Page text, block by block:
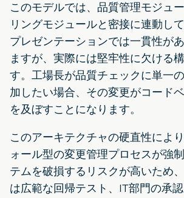
このモデルでは、品質管理モジュ
リングモジュールと密接に連動し
プレゼンテーションでは一貫性が
ますが、実際には堅牢性に欠ける
す。工場長が品質チェックに単一
加したい場合、その変更がコード
を及ぼすことになります。
このアーキテクチャの硬直性によ
ォール型の変更管理プロセスが強
テムを破損するリスクが高いため
は広範な回帰テスト、IT部門の承